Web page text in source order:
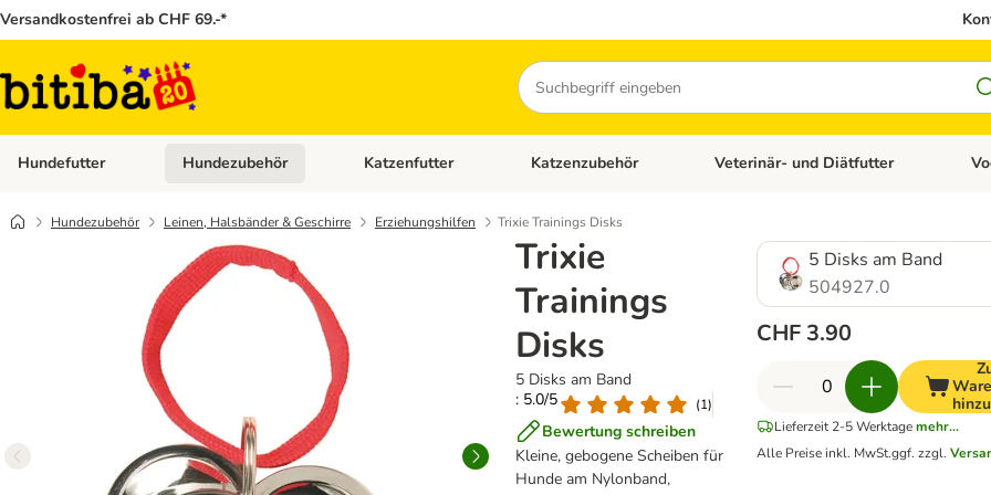
Versandkostenfrei ab CHF 69.-*
Suchen
Hundefutter Kategorie-Menü öffnen: Hundefutter
Hundezubehör Kategorie-Menü öffnen: Hundezubehör
Katzenfutter Kategorie-Menü öffnen: Katzenfutter
Katzenzubehör Kategorie-Menü öffnen: Katzenzubehör
Veterinär- und Diätfutter
Hundezubehör Leinen, Halsbänder & Geschirre Erziehungshilfen Trixie Trainings Disks
Trixie
Trainings
Disks
5 Disks am Band
: 5.0/5
(1)
Bewertung schreiben
Kleine, gebogene Scheiben für
Hunde am Nylonband,
5 Disks am Band
504927.0
CHF 3.90
Lieferzeit 2-5 Werktage mehr...
Alle Preise inkl. MwSt.ggf. zzgl.